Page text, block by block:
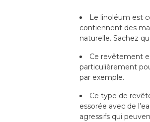
Le linoléum est
contiennent des
naturelle. Sachez
Ce revêtement
particulièrement
par exemple.
Ce type de
essorée avec de
agressifs qui